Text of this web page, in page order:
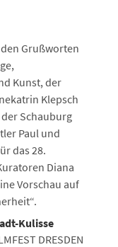
Grußworten
Kunst, der
Klepsch
Schauburg
Paul und
das 28.
Diana
Vorschau auf
Kulisse
DRESDEN